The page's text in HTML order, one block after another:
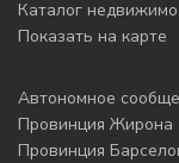
Каталог
Показать на карте
Автономное
Провинция Жирона
Провинция